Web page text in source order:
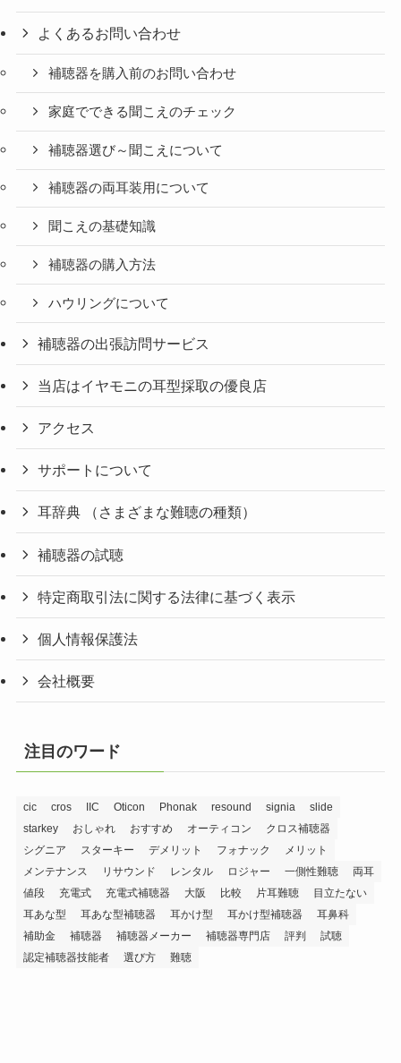
よくあるお問い合わせ
補聴器を購入前のお問い合わせ
家庭でできる聞こえのチェック
補聴器選び～聞こえについて
補聴器の両耳装用について
聞こえの基礎知識
補聴器の購入方法
ハウリングについて
補聴器の出張訪問サービス
当店はイヤモニの耳型採取の優良店
アクセス
サポートについて
耳辞典 （さまざまな難聴の種類）
補聴器の試聴
特定商取引法に関する法律に基づく表示
個人情報保護法
会社概要
注目のワード
cic cros IIC Oticon Phonak resound signia
slide
starkey
おしゃれ おすすめ オーティコン
クロス補聴器
シグニア
スターキー デメリット フォナック
メリット
メンテナンス
リサウンド レンタル ロジャー 一側性難聴
両耳
値段
充電式 充電式補聴器 大阪 比較 片耳難聴
目立たない
耳あな型
耳あな型補聴器 耳かけ型 耳かけ型補聴器
耳鼻科
補助金
補聴器 補聴器メーカー 補聴器専門店 評判
試聴
認定補聴器技能者
選び方 難聴